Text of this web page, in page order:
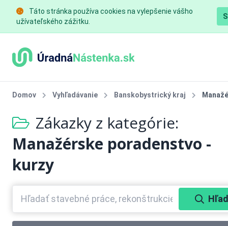
Táto stránka používa cookies na vylepšenie vášho
užívateľského zážitku.
Domov Vyhľadávanie Banskobystrický kraj
Zákazky z kategórie:
Manažérske poradenstvo -
kurzy